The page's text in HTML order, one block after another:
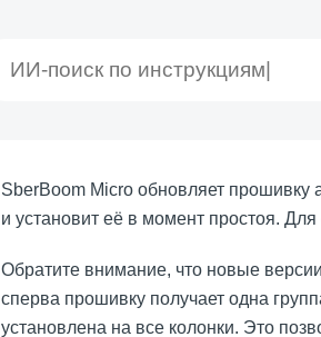
SberBoom Micro обновляет прошивку
и установит её в момент простоя.
Обратите внимание, что новые
сперва прошивку получает одна
установлена на все колонки. Это